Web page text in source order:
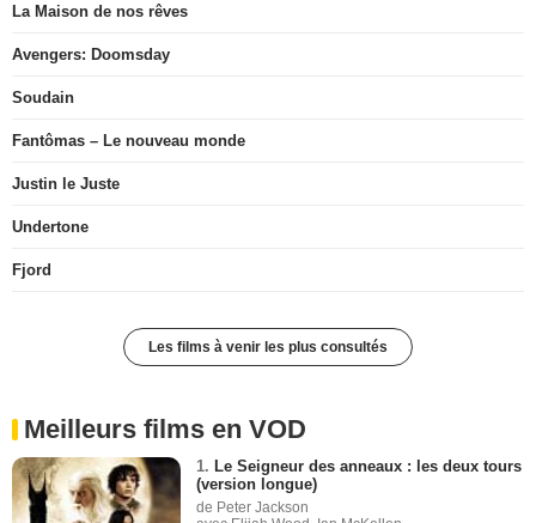
La Maison de nos rêves
Avengers: Doomsday
Soudain
Fantômas – Le nouveau monde
Justin le Juste
Undertone
Fjord
Les films à venir les plus consultés
Meilleurs films en VOD
1. Le Seigneur des anneaux : les deux tours
(version longue)
de Peter Jackson